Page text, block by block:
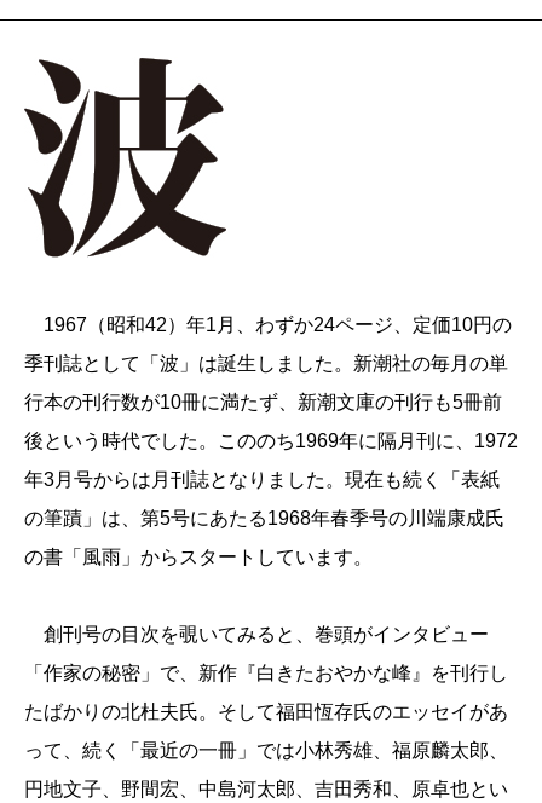
1967（昭和42）年1月、わずか24ページ、定価10円の
季刊誌として「波」は誕生しました。新潮社の毎月の単
行本の刊行数が10冊に満たず、新潮文庫の刊行も5冊前
後という時代でした。こののち1969年に隔月刊に、1972
年3月号からは月刊誌となりました。現在も続く「表紙
の筆蹟」は、第5号にあたる1968年春季号の川端康成氏
の書「風雨」からスタートしています。
創刊号の目次を覗いてみると、巻頭がインタビュー
「作家の秘密」で、新作『白きたおやかな峰』を刊行し
たばかりの北杜夫氏。そして福田恆存氏のエッセイがあ
って、続く「最近の一冊」では小林秀雄、福原麟太郎、
円地文子、野間宏、中島河太郎、吉田秀和、原卓也とい